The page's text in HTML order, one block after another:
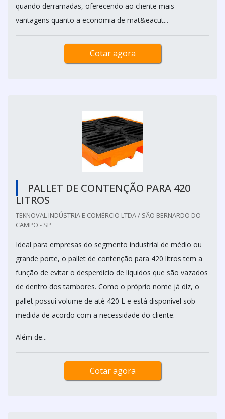
quando derramadas, oferecendo ao cliente mais
vantagens quanto a economia de mat&eacut...
Cotar agora
PALLET DE CONTENÇÃO PARA 420
LITROS
TEKNOVAL INDÚSTRIA E COMÉRCIO LTDA / SÃO BERNARDO DO
CAMPO - SP
Ideal para empresas do segmento industrial de médio ou
grande porte, o pallet de contenção para 420 litros tem a
função de evitar o desperdício de líquidos que são vazados
de dentro dos tambores. Como o próprio nome já diz, o
pallet possui volume de até 420 L e está disponível sob
medida de acordo com a necessidade do cliente.
Além de...
Cotar agora